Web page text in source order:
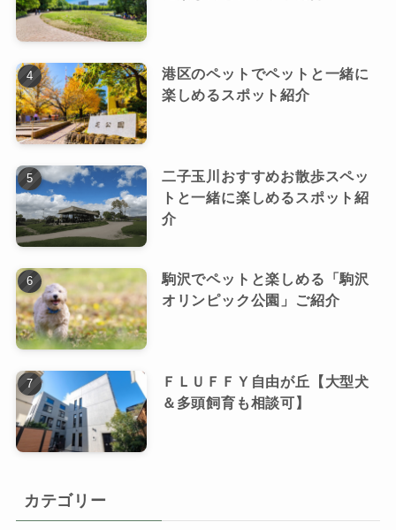
港区のペットでペットと一緒に
楽しめるスポット紹介
二子玉川おすすめお散歩スペッ
トと一緒に楽しめるスポット紹
介
駒沢でペットと楽しめる「駒沢
オリンピック公園」ご紹介
ＦＬＵＦＦＹ自由が丘【大型犬
＆多頭飼育も相談可】
カテゴリー